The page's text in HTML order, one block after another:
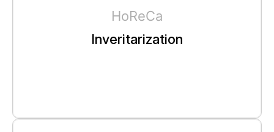
HoReCa
Inveritarization